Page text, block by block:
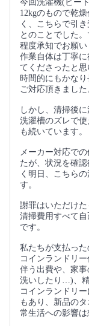
今回洗濯機(ビー
12kgのもので乾
く、こちらで引
とのことでした
程度承知でお願い
作業自体は丁寧
てくださったと思
時間的にもかな
ご対応頂きました
しかし、清掃後
洗濯槽のズレで
も続いています。
メーカー対応で
たが、状況を確
く明日、こちら
す。
謝罪はいただけた
清掃費用すべて
です。
私たちが支払った
コインランドリ
伴う出費や、家
洗いしたり…)、
コインランドリ
もあり、新品の
常生活への影響は